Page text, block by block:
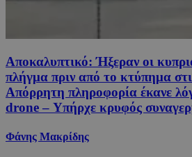
Αποκαλυπτικό: Ήξεραν οι
πλήγμα πριν από το κτύπημα
Απόρρητη πληροφορία έκανε
drone – Υπήρχε κρυφός
Φάνης Μακρίδης